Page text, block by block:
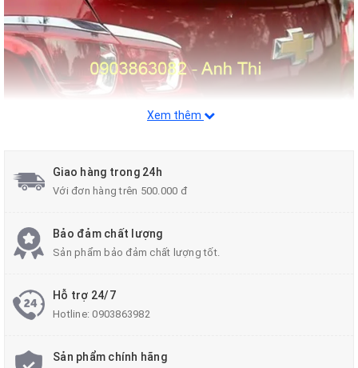
Xem thêm
Giao hàng trong 24h
Với đơn hàng trên 500.000 đ
Bảo đảm chất lượng
Sản phẩm bảo đảm chất lượng tốt.
Hỗ trợ 24/7
Hotline:0903863982
Sản phẩm chính hãng